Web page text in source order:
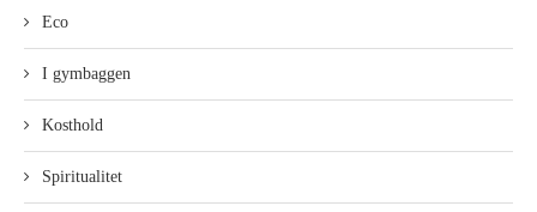
Eco
I gymbaggen
Kosthold
Spiritualitet